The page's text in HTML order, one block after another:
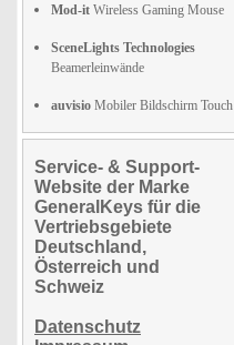
Mod-it Wireless Gaming Mouse
SceneLights Technologies
Beamerleinwände
auvisio Mobiler Bildschirm Touch
Service- & Support-
Website der Marke
GeneralKeys für die
Vertriebsgebiete
Deutschland,
Österreich und
Schweiz
Datenschutz